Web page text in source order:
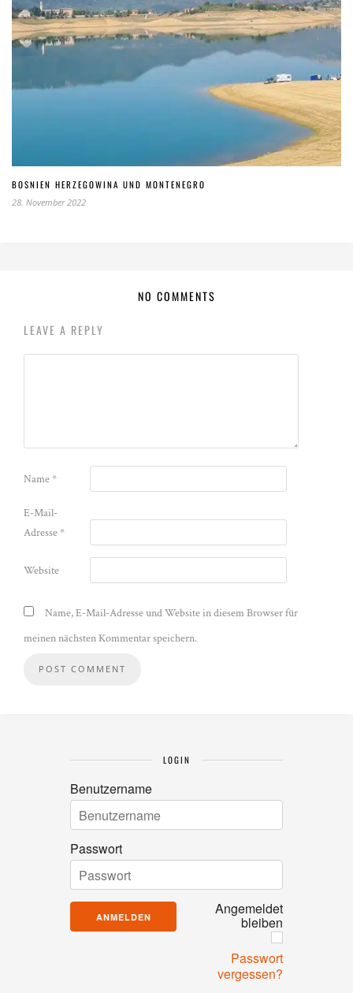
BOSNIEN HERZEGOWINA UND MONTENEGRO
28. November 2022
NO COMMENTS
LEAVE A REPLY
Name*
E-Mail-
Adresse*
Website
Name, E-Mail-Adresse und Website in diesem Browser für
meinen nächsten Kommentar speichern.
LOGIN
Benutzername
Passwort
Angemeldet
bleiben
Passwort
vergessen?